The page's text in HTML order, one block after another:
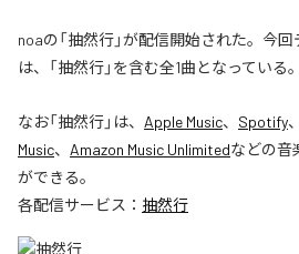
noaの「抽然行」が配信開始された。今
は、「抽然行」を含む全1曲となっている。
なお「抽然行」は、 Apple Music、 Spotify、
Music、 Amazon Music Unlimitedなどの音
ができる。
各配信サービス： 抽然行